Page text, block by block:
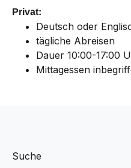
Privat:
Deutsch oder
tägliche Abreisen
Dauer 10:00-17:00
Mittagessen
Suche